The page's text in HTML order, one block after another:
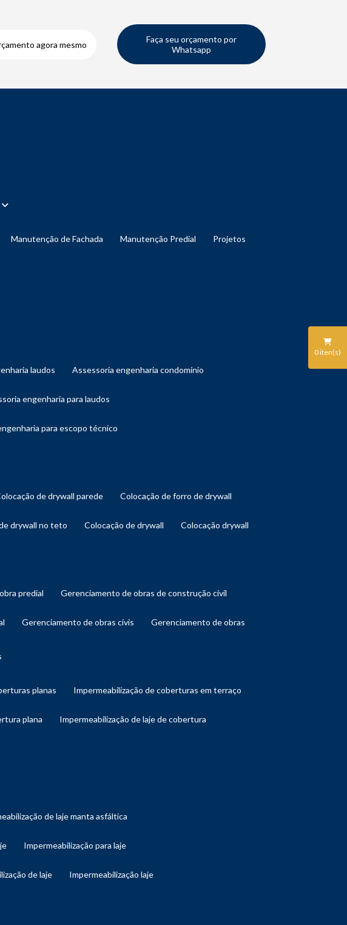
agora mesmo
Faça seu orçamento por
Whatsapp
Manutenção de Fachada Manutenção Predial Projetos
laudos assessoria engenharia condomínio
engenharia para laudos
para escopo técnico
colocação de drywall parede colocação de forro de drywall
de drywall no teto colocação de drywall colocação drywall
predial gerenciamento de obras de construção civil
gerenciamento de obras civis gerenciamento de obras
planas impermeabilização de coberturas em terraço
plana impermeabilização de laje de cobertura
de laje manta asfáltica
impermeabilização para laje
de laje impermeabilização laje
0iten(s)